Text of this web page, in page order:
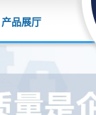
产品展厅